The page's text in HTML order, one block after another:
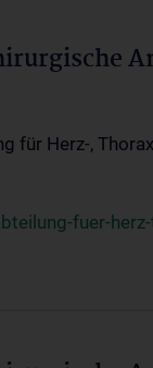
für Herz-,
fuer-